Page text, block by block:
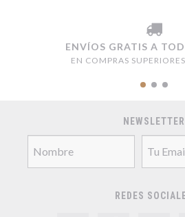
ENVÍOS GRATIS A
EN COMPRAS
NEWSLETTER
REDES